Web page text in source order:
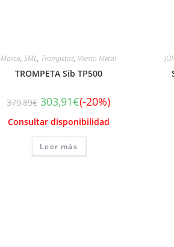
Marca,SML, Trompetas, Viento Metal
TROMPETA Sib TP500
379,89€ 303,91€(-20%)
Consultar disponibilidad
Leer más